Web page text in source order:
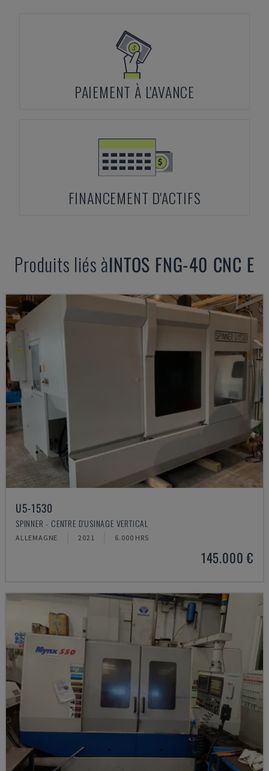
PAIEMENT À L'AVANCE
FINANCEMENT D'ACTIFS
Produits liés àINTOS FNG-40 CNC E
U5-1530
SPINNER - CENTRE D'USINAGE VERTICAL
ALLEMAGNE 2021 6.000 HRS
145.000 €